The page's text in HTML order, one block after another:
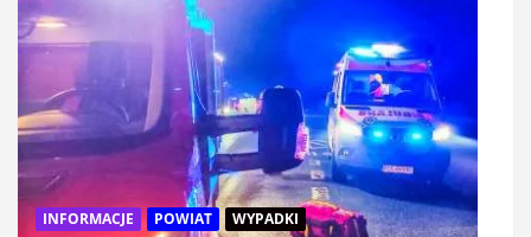
INFORMACJE POWIAT WYPADKI